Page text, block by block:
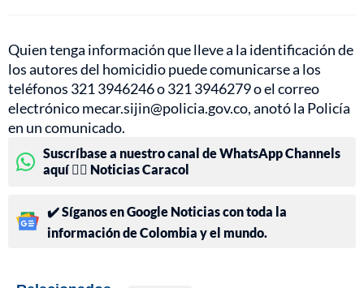
Quien tenga información que lleve a la identificación de
los autores del homicidio puede comunicarse a los
teléfonos 321 3946246 o 321 3946279 o el correo
electrónico mecar.sijin@policia.gov.co, anotó la Policía
en un comunicado.
Suscríbase a nuestro canal de WhatsApp Channels
aquí 👉🏻 Noticias Caracol
✔️ Síganos en Google Noticias con toda la
información de Colombia y el mundo.